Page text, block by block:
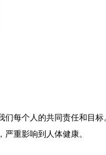
每个人的共同责任和目标
重影响到人体健康。